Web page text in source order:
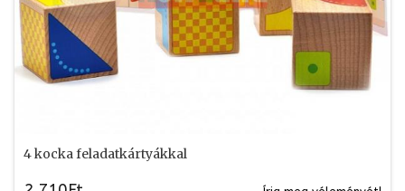
4 kocka feladatkártyákkal